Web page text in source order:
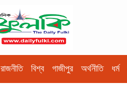
রাজনীতি বিশ্ব গাজীপুর অর্থনীতি ধর্ম